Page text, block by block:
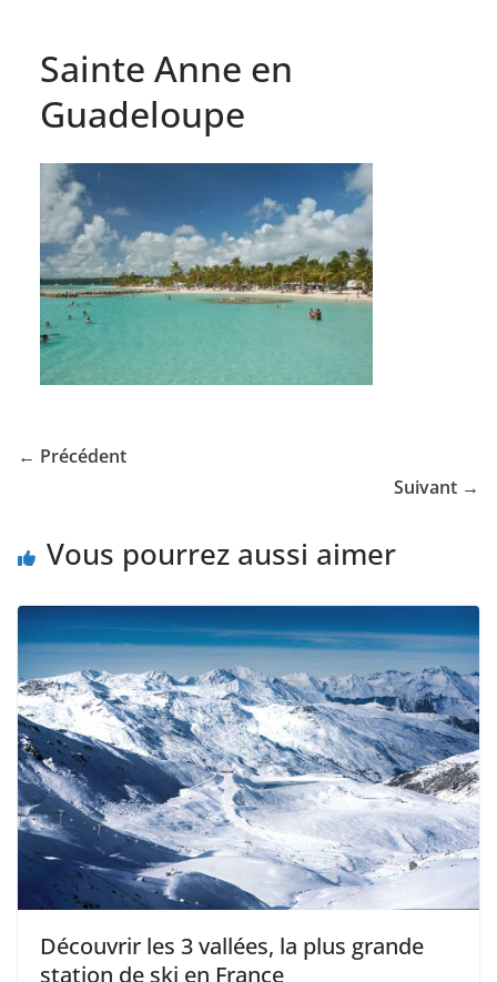
Sainte Anne en
Guadeloupe
← Précédent
Suivant →
Vous pourrez aussi aimer
Découvrir les 3 vallées, la plus grande
station de ski en France